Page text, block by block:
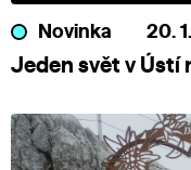
Novinka 20.
Jeden svět v Ústí